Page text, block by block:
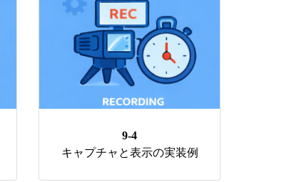
9-4
キャプチャと表示の実装例